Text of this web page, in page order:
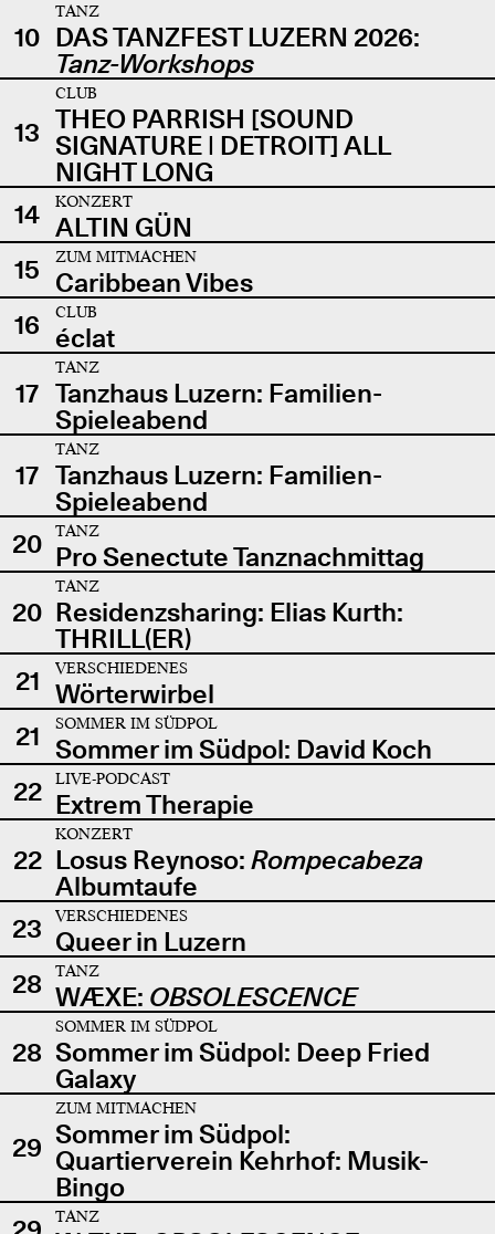
10
TANZ
DAS TANZFEST LUZERN 2026:
Tanz-Workshops
13
CLUB
THEO PARRISH [SOUND
SIGNATURE | DETROIT] ALL
NIGHT LONG
14
KONZERT
ALTIN GÜN
15
ZUM MITMACHEN
Caribbean Vibes
16
CLUB
éclat
17
TANZ
Tanzhaus Luzern: Familien-
Spieleabend
17
TANZ
Tanzhaus Luzern: Familien-
Spieleabend
20
TANZ
Pro Senectute Tanznachmittag
20
TANZ
Residenzsharing: Elias Kurth:
THRILL(ER)
21
VERSCHIEDENES
Wörterwirbel
21
SOMMER IM SÜDPOL
Sommer im Südpol: David Koch
22
LIVE-PODCAST
Extrem Therapie
22
KONZERT
Losus Reynoso: Rompecabeza
Albumtaufe
23
VERSCHIEDENES
Queer in Luzern
28
TANZ
WÆXE: OBSOLESCENCE
28
SOMMER IM SÜDPOL
Sommer im Südpol: Deep Fried
Galaxy
29
ZUM MITMACHEN
Sommer im Südpol:
Quartierverein Kehrhof: Musik-
Bingo
TANZ